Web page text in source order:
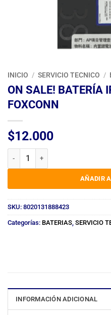
INICIO / SERVICIO TECNICO /
ON SALE! BATERÍA
FOXCONN
$12.000
ON SALE! BATERÍA IPHONE 15
AÑADIR
SKU: 8020131888423
Categorías: BATERIAS, SERVICIO
INFORMACIÓN ADICIONAL